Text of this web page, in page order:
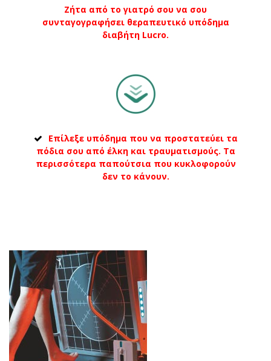
Ζήτα από το γιατρό σου να σου
συνταγογραφήσει θεραπευτικό υπόδημα
διαβήτη Lucro.
Επίλεξε υπόδημα που να προστατεύει τα
πόδια σου από έλκη και τραυματισμούς. Τα
περισσότερα παπούτσια που κυκλοφορούν
δεν το κάνουν.